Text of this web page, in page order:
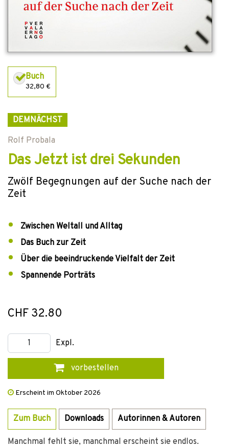
Buch
32,80 €
DEMNÄCHST
Rolf Probala
Das Jetzt ist drei Sekunden
Zwölf Begegnungen auf der Suche nach der
Zeit
Zwischen Weltall und Alltag
Das Buch zur Zeit
Über die beeindruckende Vielfalt der Zeit
Spannende Porträts
CHF 32.80
Expl.
vorbestellen
Erscheint im Oktober 2026
Zum Buch Downloads Autorinnen & Autoren
Manchmal fehlt sie, manchmal erscheint sie endlos.